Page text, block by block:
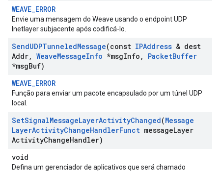
WEAVE_ERROR
Envie uma mensagem do Weave usando o endpoint UDP
Inetlayer subjacente após codificá-lo.
SendUDPTunneledMessage(const IPAddress & dest
Addr, WeaveMessageInfo *msgInfo , PacketBuffer
*msgBuf)
WEAVE_ERROR
Função para enviar um pacote encapsulado por um túnel UDP
local.
SetSignalMessageLayerActivityChanged(Message
LayerActivityChangeHandlerFunct messageLayer
ActivityChangeHandler)
void
Defina um gerenciador de aplicativos que será chamado